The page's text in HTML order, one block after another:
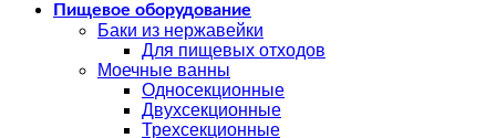
Пищевое оборудование
Баки из нержавейки
Для пищевых отходов
Моечные ванны
Односекционные
Двухсекционные
Трехсекционные